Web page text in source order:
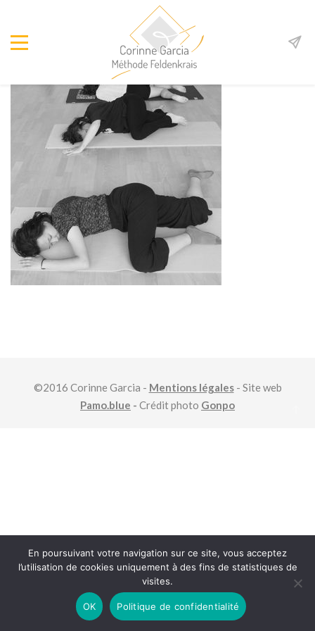
©2016 Corinne Garcia - Mentions légales- Site web
Pamo.blue - Crédit photo Gonpo
En poursuivant votre navigation sur ce site, vous acceptez
l’utilisation de cookies uniquement à des fins de statistiques de
visites.
OK Politique de confidentialité